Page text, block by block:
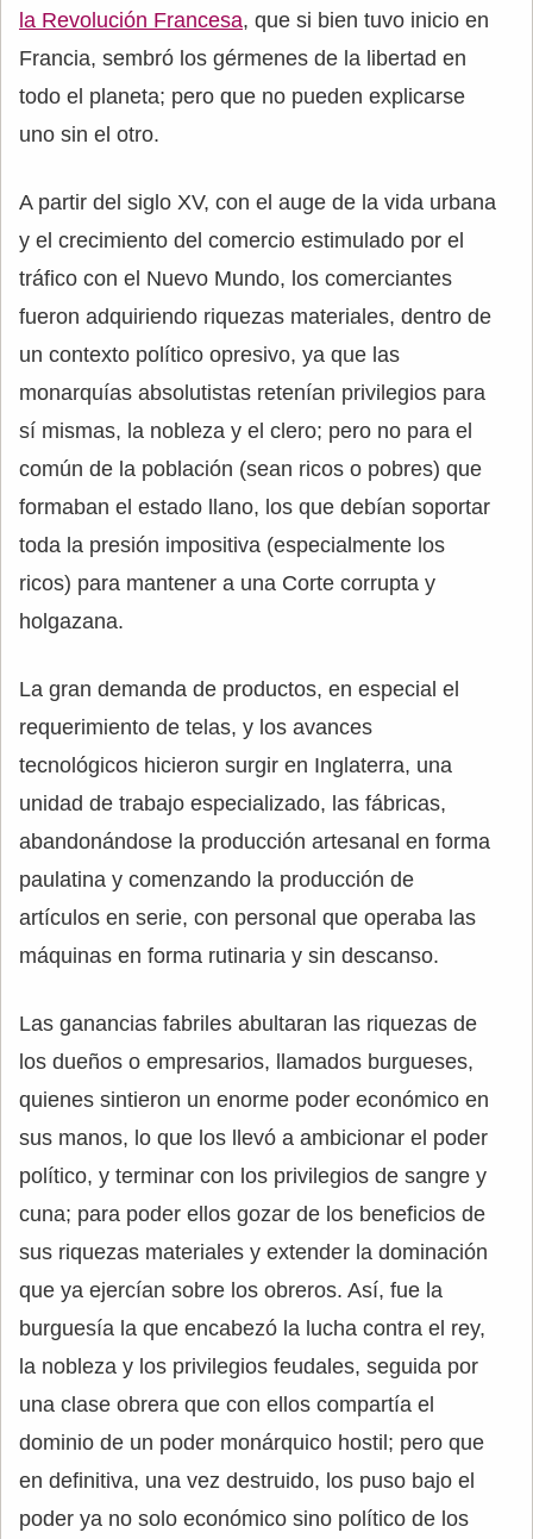
la Revolución Francesa, que si bien tuvo inicio en
Francia, sembró los gérmenes de la libertad en
todo el planeta; pero que no pueden explicarse
uno sin el otro.
A partir del siglo XV, con el auge de la vida urbana
y el crecimiento del comercio estimulado por el
tráfico con el Nuevo Mundo, los comerciantes
fueron adquiriendo riquezas materiales, dentro de
un contexto político opresivo, ya que las
monarquías absolutistas retenían privilegios para
sí mismas, la nobleza y el clero; pero no para el
común de la población (sean ricos o pobres) que
formaban el estado llano, los que debían soportar
toda la presión impositiva (especialmente los
ricos) para mantener a una Corte corrupta y
holgazana.
La gran demanda de productos, en especial el
requerimiento de telas, y los avances
tecnológicos hicieron surgir en Inglaterra, una
unidad de trabajo especializado, las fábricas,
abandonándose la producción artesanal en forma
paulatina y comenzando la producción de
artículos en serie, con personal que operaba las
máquinas en forma rutinaria y sin descanso.
Las ganancias fabriles abultaran las riquezas de
los dueños o empresarios, llamados burgueses,
quienes sintieron un enorme poder económico en
sus manos, lo que los llevó a ambicionar el poder
político, y terminar con los privilegios de sangre y
cuna; para poder ellos gozar de los beneficios de
sus riquezas materiales y extender la dominación
que ya ejercían sobre los obreros. Así, fue la
burguesía la que encabezó la lucha contra el rey,
la nobleza y los privilegios feudales, seguida por
una clase obrera que con ellos compartía el
dominio de un poder monárquico hostil; pero que
en definitiva, una vez destruido, los puso bajo el
poder ya no solo económico sino político de los